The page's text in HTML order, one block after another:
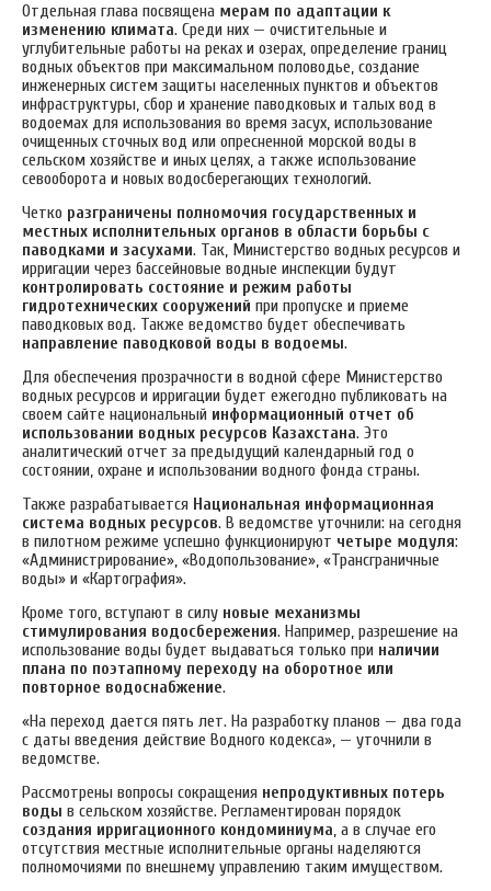
Отдельная глава посвящена мерам по адаптации к
изменению климата. Среди них — очистительные и
углубительные работы на реках и озерах, определение границ
водных объектов при максимальном половодье, создание
инженерных систем защиты населенных пунктов и объектов
инфраструктуры, сбор и хранение паводковых и талых вод в
водоемах для использования во время засух, использование
очищенных сточных вод или опресненной морской воды в
сельском хозяйстве и иных целях, а также использование
севооборота и новых водосберегающих технологий.
Четко разграничены полномочия государственных и
местных исполнительных органов в области борьбы с
паводками и засухами. Так, Министерство водных ресурсов и
ирригации через бассейновые водные инспекции будут
контролировать состояние и режим работы
гидротехнических сооружений при пропуске и приеме
паводковых вод. Также ведомство будет обеспечивать
направление паводковой воды в водоемы.
Для обеспечения прозрачности в водной сфере Министерство
водных ресурсов и ирригации будет ежегодно публиковать на
своем сайте национальный информационный отчет об
использовании водных ресурсов Казахстана. Это
аналитический отчет за предыдущий календарный год о
состоянии, охране и использовании водного фонда страны.
Также разрабатывается Национальная информационная
система водных ресурсов. В ведомстве уточнили: на сегодня
в пилотном режиме успешно функционируют четыре модуля:
«Администрирование», «Водопользование», «Трансграничные
воды» и «Картография».
Кроме того, вступают в силу новые механизмы
стимулирования водосбережения. Например, разрешение на
использование воды будет выдаваться только при наличии
плана по поэтапному переходу на оборотное или
повторное водоснабжение.
«На переход дается пять лет. На разработку планов — два года
с даты введения действие Водного кодекса», — уточнили в
ведомстве.
Рассмотрены вопросы сокращения непродуктивных потерь
воды в сельском хозяйстве. Регламентирован порядок
создания ирригационного кондоминиума, а в случае его
отсутствия местные исполнительные органы наделяются
полномочиями по внешнему управлению таким имуществом.